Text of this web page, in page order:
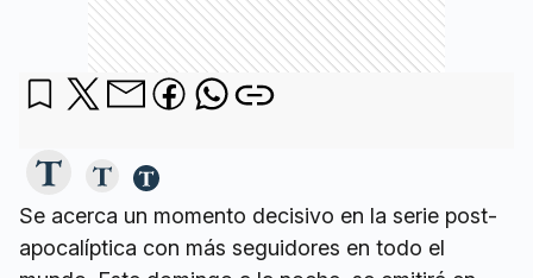
Se acerca un momento decisivo en la serie post-
apocalíptica con más seguidores en todo el